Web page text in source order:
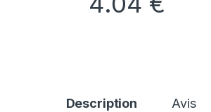
Description Avis